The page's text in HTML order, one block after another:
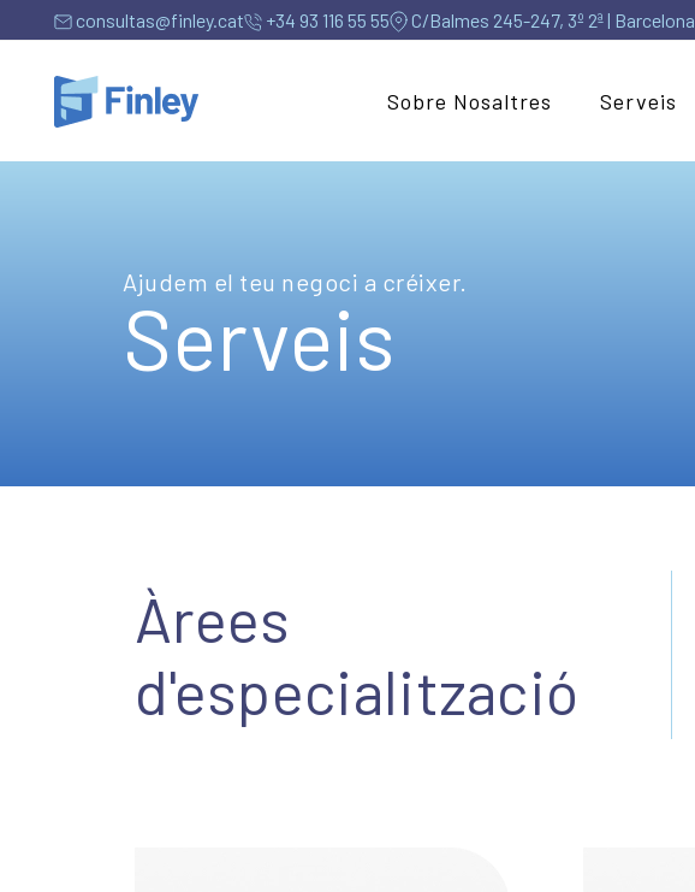
consultas@finley.cat +34 93 116 55 55 C/Balmes 245-247, 3º 2ª | Barcelona
Sobre Nosaltres Serveis
Ajudem el teu negoci a créixer.
Serveis
Àrees
d'especialització